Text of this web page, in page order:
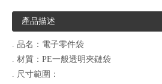
產品描述
. 品名：電子零件袋
. 材質：PE一般透明夾鏈袋
. 尺寸範圍：